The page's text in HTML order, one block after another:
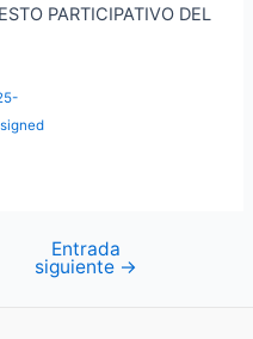
PARTICIPATIVO DEL
Entrada
siguiente →